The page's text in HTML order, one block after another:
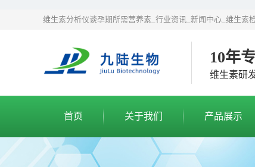
维生素分析仪谈孕期所需营养素_行业资讯_新闻中心_维生素
10年
维生素研
首页 关于我们 产品展示